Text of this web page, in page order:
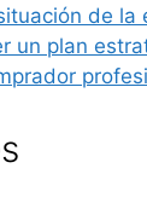
de la
un plan